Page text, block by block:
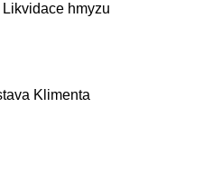
hmyzu
Klimenta